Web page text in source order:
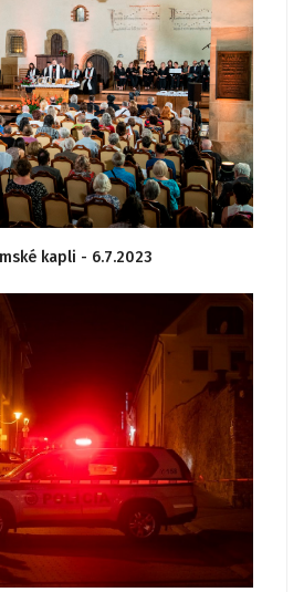
kapli - 6.7.2023